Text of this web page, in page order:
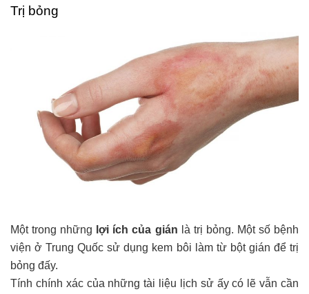
Trị bỏng
Một trong những lợi ích của gián là trị bỏng. Một số bệnh
viện ở Trung Quốc sử dụng kem bôi làm từ bột gián để trị
bỏng đấy.
Tính chính xác của những tài liệu lịch sử ấy có lẽ vẫn cần